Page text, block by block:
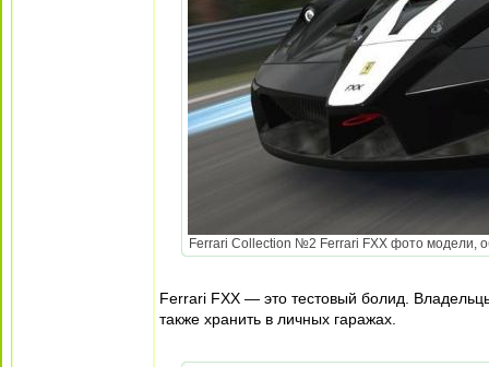
Ferrari Collection №2 Ferrari FXX фото модели,
Ferrari FXX — это тестовый болид.
также хранить в личных гаражах.